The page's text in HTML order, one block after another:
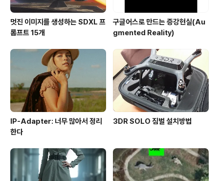
멋진 이미지를 생성하는 SDXL 프
롬프트 15개
구글어스로 만드는 증강현실(Au
gmented Reality)
IP-Adapter: 너무 많아서 정리
한다
3DR SOLO 짐벌 설치방법